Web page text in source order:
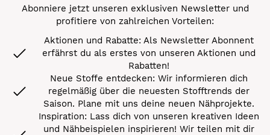
Abonniere jetzt unseren exklusiven Newsletter und
profitiere von zahlreichen Vorteilen:
Aktionen und Rabatte: Als Newsletter Abonnent
erfährst du als erstes von unseren Aktionen und
Rabatten!
Neue Stoffe entdecken: Wir informieren dich
regelmäßig über die neuesten Stofftrends der
Saison. Plane mit uns deine neuen Nähprojekte.
Inspiration: Lass dich von unseren kreativen Ideen
und Nähbeispielen inspirieren! Wir teilen mit dir